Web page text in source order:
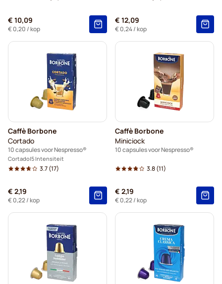
€ 10,09
€ 0,20 / kop
€ 12,09
€ 0,24/ kop
Caffè Borbone
Cortado
10 capsules voor Nespresso®
Cortado 5 Intensiteit
3.7(17)
€ 2,19
€ 0,22/ kop
Caffè Borbone
Miniciock
10 capsules voor Nespresso®
3.8(11)
€ 2,19
€ 0,22/ kop